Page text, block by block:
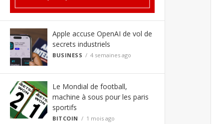
Apple accuse OpenAI de vol de
secrets industriels
BUSINESS 4 semaines ago
Le Mondial de football,
machine à sous pour les paris
sportifs
BITCOIN 1 mois ago